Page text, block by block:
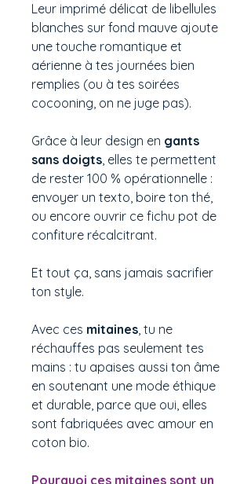
Leur imprimé délicat de libellules
blanches sur fond mauve ajoute
une touche romantique et
aérienne à tes journées bien
remplies (ou à tes soirées
cocooning, on ne juge pas).
Grâce à leur design en gants
sans doigts, elles te permettent
de rester 100 % opérationnelle :
envoyer un texto, boire ton thé,
ou encore ouvrir ce fichu pot de
confiture récalcitrant.
Et tout ça, sans jamais sacrifier
ton style.
Avec ces mitaines, tu ne
réchauffes pas seulement tes
mains : tu apaises aussi ton âme
en soutenant une mode éthique
et durable, parce que oui, elles
sont fabriquées avec amour en
coton bio.
Pourquoi ces mitaines sont un